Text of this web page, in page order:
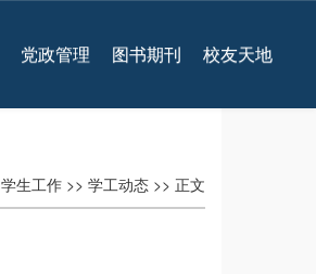
党政管理 图书期刊 校友天地
学生工作 >> 学工动态 >> 正文